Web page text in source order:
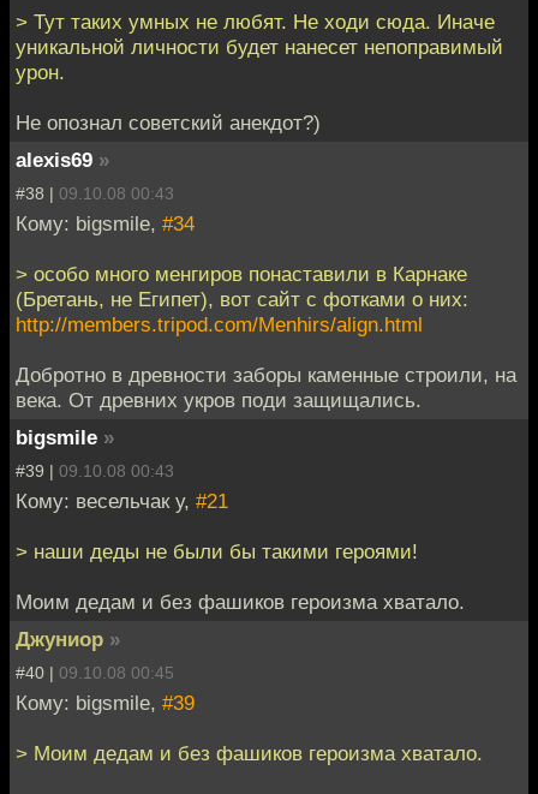
> Тут таких умных не любят. Не ходи сюда. Иначе
уникальной личности будет нанесет непоправимый
урон.
Не опознал советский анекдот?)
alexis69 »
#38 | 09.10.08 00:43
Кому: bigsmile, #34
> особо много менгиров понаставили в Карнаке
(Бретань, не Египет), вот сайт с фотками о них:
http://members.tripod.com/Menhirs/align.html
Добротно в древности заборы каменные строили, на
века. От древних укров поди защищались.
bigsmile »
#39 | 09.10.08 00:43
Кому: весельчак у, #21
> наши деды не были бы такими героями!
Моим дедам и без фашиков героизма хватало.
Джуниор »
#40 | 09.10.08 00:45
Кому: bigsmile, #39
> Моим дедам и без фашиков героизма хватало.